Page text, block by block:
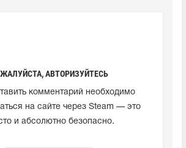
АВТОРИЗУЙТЕСЬ
комментарий необходимо
на сайте через Steam — это
и абсолютно безопасно.